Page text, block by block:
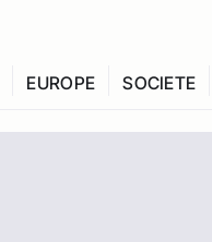
EUROPE SOCIETE